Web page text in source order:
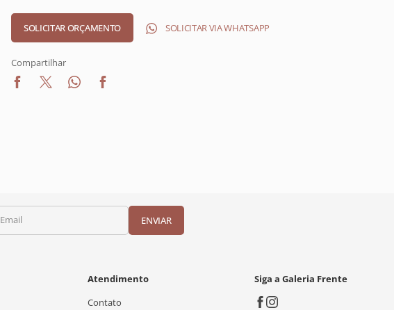
SOLICITAR VIA WHATSAPP
Compartilhar
Email ENVIAR
Atendimento
Contato
Siga a Galeria Frente